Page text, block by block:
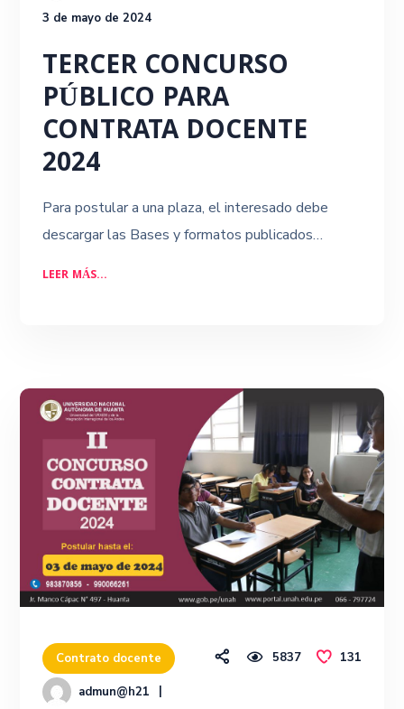
3 de mayo de 2024
TERCER CONCURSO
PÚBLICO PARA
CONTRATA DOCENTE
2024
Para postular a una plaza, el interesado debe
descargar las Bases y formatos publicados…
LEER MÁS...
Contrato docente
admun@h21
5837 131